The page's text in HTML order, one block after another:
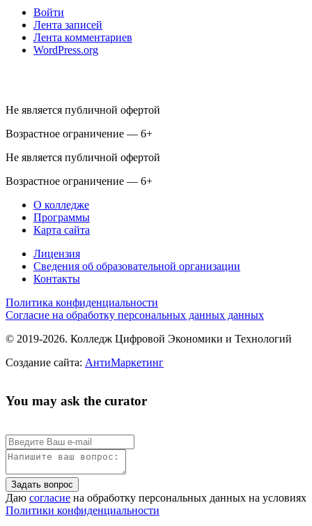
Войти
Лента записей
Лента комментариев
WordPress.org
Не является публичной офертой
Возрастное ограничение — 6+
Не является публичной офертой
Возрастное ограничение — 6+
О колледже
Программы
Карта сайта
Лицензия
Сведения об образовательной организации
Контакты
Политика конфиденциальности
Согласие на обработку персональных данных данных
© 2019-2026. Колледж Цифровой Экономики и Технологий
Создание сайта: АнтиМаркетинг
You may ask the curator
Задать вопрос
Даю согласие на обработку персональных данных на условиях
Политики конфиденциальности